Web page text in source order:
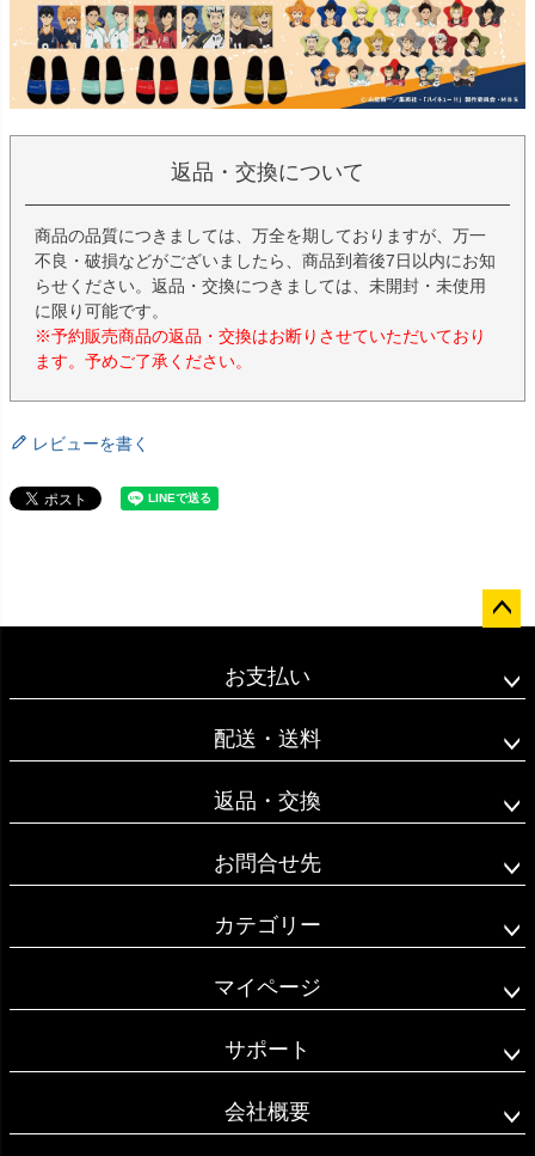
返品・交換について
商品の品質につきましては、万全を期しておりますが、万一
不良・破損などがございましたら、商品到着後7日以内にお知
らせください。返品・交換につきましては、未開封・未使用
に限り可能です。
※予約販売商品の返品・交換はお断りさせていただいており
ます。予めご了承ください。
レビューを書く
ップ
お支払い
配送・送料
返品・交換
お問合せ先
カテゴリー
マイページ
サポート
会社概要